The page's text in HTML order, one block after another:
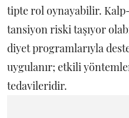
tipte rol oynayabilir.
tansiyon riski taşıyor
diyet programlarıyla
uygulanır; etkili
tedavileridir.